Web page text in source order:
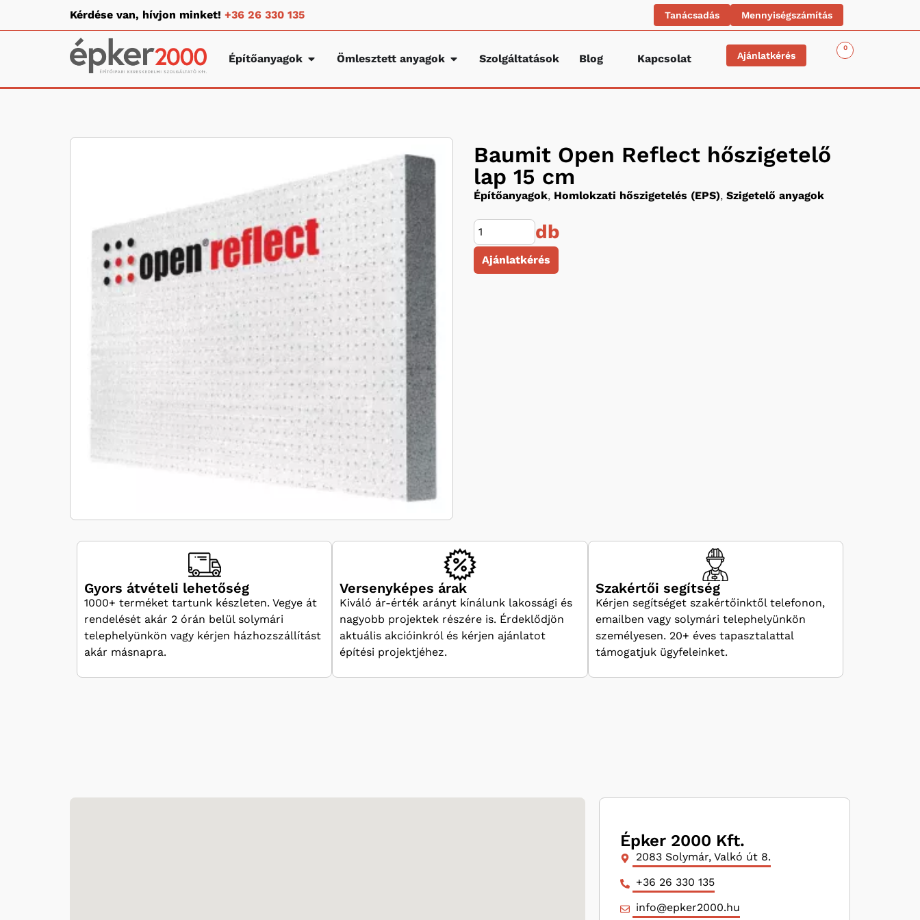
Kérdése van, hívjon minket! +36 26 330 135 Tanácsadás Mennyiségszámítás
Építőanyagok Ömlesztett anyagok Szolgáltatások Blog Kapcsolat Ajánlatkérés
0
Baumit Open Reflect hőszigetelő
lap 15 cm
Építőanyagok, Homlokzati hőszigetelés (EPS), Szigetelő anyagok
db
Ajánlatkérés
Gyors átvételi lehetőség
1000+ terméket tartunk készleten. Vegye át
rendelését akár 2 órán belül solymári
telephelyünkön vagy kérjen házhozszállítást
akár másnapra.
Versenyképes árak
Kiváló ár-érték arányt kínálunk lakossági és
nagyobb projektek részére is. Érdeklődjön
aktuális akcióinkról és kérjen ajánlatot
építési projektjéhez.
Szakértői segítség
Kérjen segítséget szakértőinktől telefonon,
emailben vagy solymári telephelyünkön
személyesen. 20+ éves tapasztalattal
támogatjuk ügyfeleinket.
Épker 2000 Kft.
2083 Solymár, Valkó út 8.
+36 26 330 135
info@epker2000.hu